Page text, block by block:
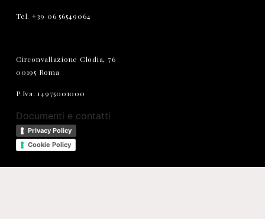
Tel. +39 06 56549064
Circonvallazione Clodia, 76
00195 Roma
P.Iva: 14975001000
Documenti e contatti
Privacy Policy
Cookie Policy